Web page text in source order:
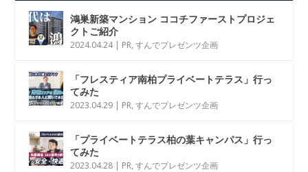
鴻巣新築マンション ココチファーストプロジェ
クトご紹介
2024.04.24| PR,すんでプレゼンツ企画
「フレスティア南柏プライベートテラス」行っ
てみた
2023.04.29 | PR,すんでプレゼンツ企画
「プライベートテラス柏の葉キャンパス」行っ
てみた
2023.04.28 | PR,すんでプレゼンツ企画